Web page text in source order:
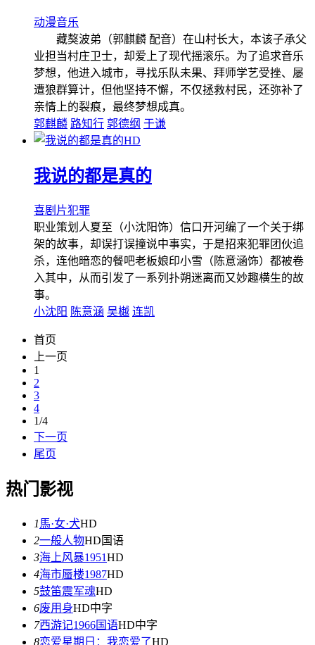
动漫音乐
藏獒波弟（郭麒麟 配音）在山村长大，本该子承父
业担当村庄卫士，却爱上了现代摇滚乐。为了追求音乐
梦想，他进入城市，寻找乐队未果、拜师学艺受挫、屡
遭狼群算计，但他坚持不懈，不仅拯救村民，还弥补了
亲情上的裂痕，最终梦想成真。
郭麒麟 路知行 郭德纲 于谦
HD
我说的都是真的
喜剧片犯罪
职业策划人夏至（小沈阳饰）信口开河编了一个关于绑
架的故事，却误打误撞说中事实，于是招来犯罪团伙追
杀，连他暗恋的餐吧老板娘印小雪（陈意涵饰）都被卷
入其中，从而引发了一系列扑朔迷离而又妙趣横生的故
事。
小沈阳 陈意涵 吴樾 连凯
首页
上一页
1
2
3
4
1/4
下一页
尾页
热门影视
1 馬·女·犬HD
2一般人物HD国语
3海上风暴1951HD
4海市蜃楼1987HD
5鼓笛震军魂HD
6废用身HD中字
7西游记1966国语HD中字
8恋爱星期日：我恋爱了HD